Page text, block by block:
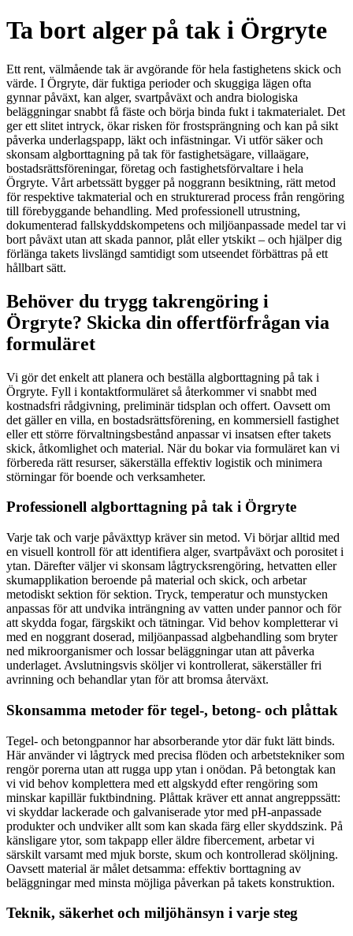
Ta bort alger på tak i Örgryte
Ett rent, välmående tak är avgörande för hela fastighetens skick och
värde. I Örgryte, där fuktiga perioder och skuggiga lägen ofta
gynnar påväxt, kan alger, svartpåväxt och andra biologiska
beläggningar snabbt få fäste och börja binda fukt i takmaterialet. Det
ger ett slitet intryck, ökar risken för frostsprängning och kan på sikt
påverka underlagspapp, läkt och infästningar. Vi utför säker och
skonsam algborttagning på tak för fastighetsägare, villaägare,
bostadsrättsföreningar, företag och fastighetsförvaltare i hela
Örgryte. Vårt arbetssätt bygger på noggrann besiktning, rätt metod
för respektive takmaterial och en strukturerad process från rengöring
till förebyggande behandling. Med professionell utrustning,
dokumenterad fallskyddskompetens och miljöanpassade medel tar vi
bort påväxt utan att skada pannor, plåt eller ytskikt – och hjälper dig
förlänga takets livslängd samtidigt som utseendet förbättras på ett
hållbart sätt.
Behöver du trygg takrengöring i
Örgryte? Skicka din offertförfrågan via
formuläret
Vi gör det enkelt att planera och beställa algborttagning på tak i
Örgryte. Fyll i kontaktformuläret så återkommer vi snabbt med
kostnadsfri rådgivning, preliminär tidsplan och offert. Oavsett om
det gäller en villa, en bostadsrättsförening, en kommersiell fastighet
eller ett större förvaltningsbestånd anpassar vi insatsen efter takets
skick, åtkomlighet och material. När du bokar via formuläret kan vi
förbereda rätt resurser, säkerställa effektiv logistik och minimera
störningar för boende och verksamheter.
Professionell algborttagning på tak i Örgryte
Varje tak och varje påväxttyp kräver sin metod. Vi börjar alltid med
en visuell kontroll för att identifiera alger, svartpåväxt och porositet i
ytan. Därefter väljer vi skonsam lågtrycksrengöring, hetvatten eller
skumapplikation beroende på material och skick, och arbetar
metodiskt sektion för sektion. Tryck, temperatur och munstycken
anpassas för att undvika inträngning av vatten under pannor och för
att skydda fogar, färgskikt och tätningar. Vid behov kompletterar vi
med en noggrant doserad, miljöanpassad algbehandling som bryter
ned mikroorganismer och lossar beläggningar utan att påverka
underlaget. Avslutningsvis sköljer vi kontrollerat, säkerställer fri
avrinning och behandlar ytan för att bromsa återväxt.
Skonsamma metoder för tegel-, betong- och plåttak
Tegel- och betongpannor har absorberande ytor där fukt lätt binds.
Här använder vi lågtryck med precisa flöden och arbetstekniker som
rengör porerna utan att rugga upp ytan i onödan. På betongtak kan
vi vid behov komplettera med ett algskydd efter rengöring som
minskar kapillär fuktbindning. Plåttak kräver ett annat angreppssätt:
vi skyddar lackerade och galvaniserade ytor med pH-anpassade
produkter och undviker allt som kan skada färg eller skyddszink. På
känsligare ytor, som takpapp eller äldre fibercement, arbetar vi
särskilt varsamt med mjuk borste, skum och kontrollerad sköljning.
Oavsett material är målet detsamma: effektiv borttagning av
beläggningar med minsta möjliga påverkan på takets konstruktion.
Teknik, säkerhet och miljöhänsyn i varje steg